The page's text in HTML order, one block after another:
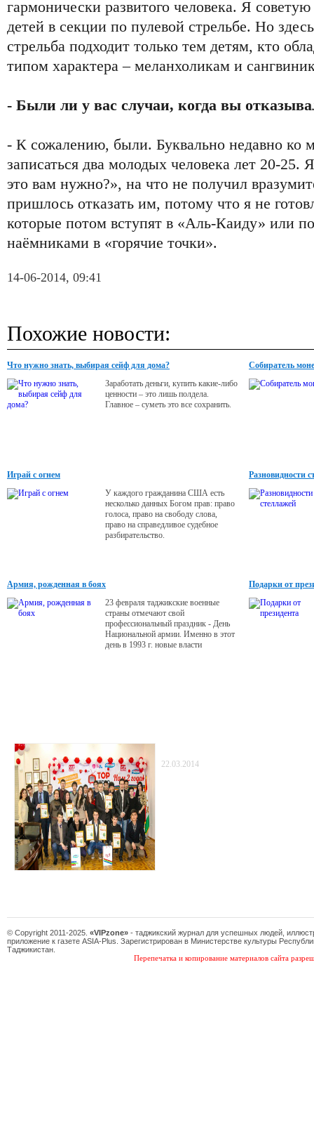
гармонически развитого человека. Я
детей в секции по пулевой стрельбе. Но
стрельба подходит только тем детям, кто
типом характера – меланхоликам и
- Были ли у вас случаи, когда вы
- К сожалению, были. Буквально недавно ко
записаться два молодых человека лет 20-25.
это вам нужно?», на что не получил
пришлось отказать им, потому что я не
которые потом вступят в «Аль-Каиду» или
наёмниками в «горячие точки».
14-06-2014, 09:41
Похожие новости:
Что нужно знать, выбирая сейф для дома?
Заработать деньги, купить какие-либо
ценности – это лишь полдела.
Главное – суметь это все сохранить.
Собиратель
Играй с огнем
У каждого гражданина США есть
несколько данных Богом прав: право
голоса, право на свободу слова,
право на справедливое судебное
разбирательство.
Разновидности
Армия, рожденная в боях
23 февраля таджикские военные
страны отмечают свой
профессиональный праздник - День
Национальной армии. Именно в этот
день в 1993 г. новые власти
Подарки от
22.03.2014
© Copyright 2011-2025. «VIPzone» - таджикский журнал для успешных людей,
приложение к газете ASIA-Plus. Зарегистрирован в Министерстве культуры
Таджикистан.
Перепечатка и копирование материалов сайта